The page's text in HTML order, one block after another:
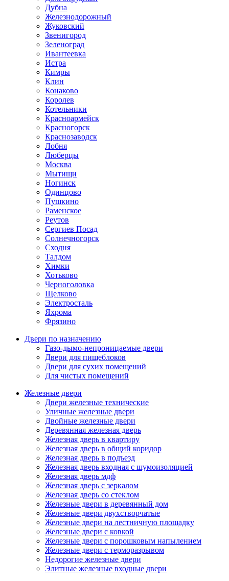
Дубна
Железнодорожный
Жуковский
Звенигород
Зеленоград
Ивантеевка
Истра
Кимры
Клин
Конаково
Королев
Котельники
Красноармейск
Красногорск
Краснозаводск
Лобня
Люберцы
Москва
Мытищи
Ногинск
Одинцово
Пушкино
Раменское
Реутов
Сергиев Посад
Солнечногорск
Сходня
Талдом
Химки
Хотьково
Черноголовка
Щелково
Электросталь
Яхрома
Фрязино
Двери по назначению
Газо-дымо-непроницаемые двери
Двери для пищеблоков
Двери для сухих помещений
Для чистых помещений
Железные двери
Двери железные технические
Уличные железные двери
Двойные железные двери
Деревянная железная дверь
Железная дверь в квартиру
Железная дверь в общий коридор
Железная дверь в подъезд
Железная дверь входная с шумоизоляцией
Железная дверь мдф
Железная дверь с зеркалом
Железная дверь со стеклом
Железные двери в деревянный дом
Железные двери двухстворчатые
Железные двери на лестничную площадку
Железные двери с ковкой
Железные двери с порошковым напылением
Железные двери с терморазрывом
Недорогие железные двери
Элитные железные входные двери